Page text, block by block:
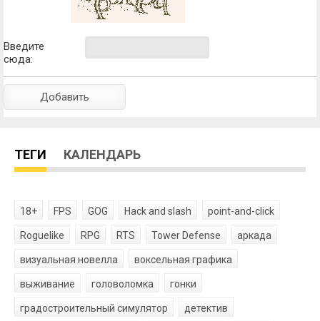
Введите
сюда:
ТЕГИ КАЛЕНДАРЬ
18+ FPS GOG Hack and slash point-and-click
Roguelike RPG RTS Tower Defense аркада
визуальная новелла воксельная графика
выживание головоломка гонки
градостроительный симулятор детектив